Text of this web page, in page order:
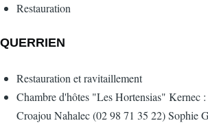
Restauration
QUERRIEN
Restauration et ravitaillement
Chambre d'hôtes "Les Hortensias" Kernec
Croajou Nahalec (02 98 71 35 22) Sophie